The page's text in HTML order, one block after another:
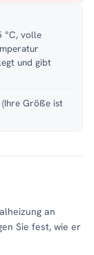
°C, volle
und gibt
(Ihre Größe ist
an
Sie fest, wie er